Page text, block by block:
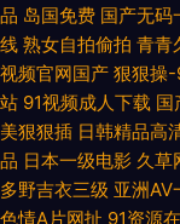
资源亚洲无码 91传媒
成人 欧美综合在线123
伪娘色情 91私拍 成人
品 岛国免费 国产无码
线 熟女自拍偷拍 青青
视频官网国产 狠狠操-
站 91视频成人下载 国
美狠狠插 日韩精品高
品 日本一级电影 久草
多野吉衣三级 亚洲AV
色情A片网扯 91资源